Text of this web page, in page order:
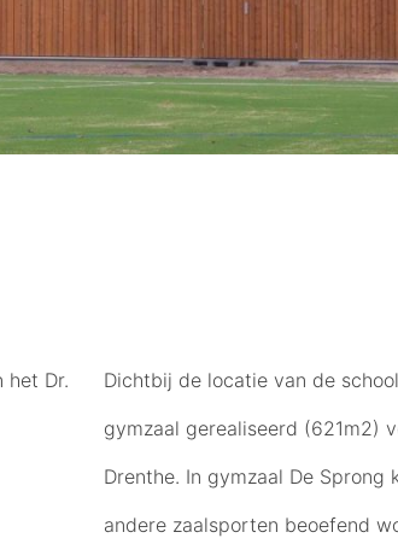
het Dr.
Dichtbij de locatie van de
gymzaal gerealiseerd (621m2)
Drenthe. In gymzaal De Sprong
andere zaalsporten beoefend